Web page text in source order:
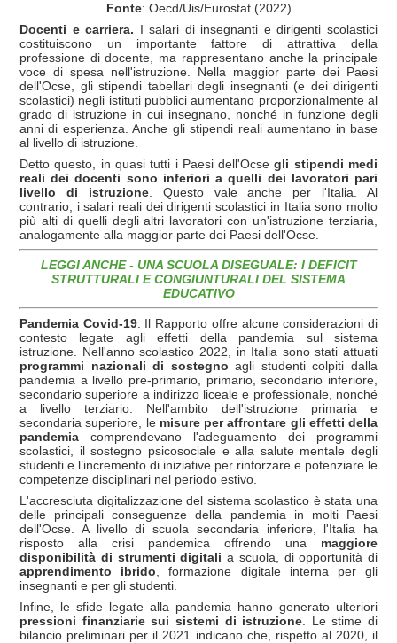
Fonte: Oecd/Uis/Eurostat (2022)
Docenti e carriera. I salari di insegnanti e dirigenti scolastici
costituiscono un importante fattore di attrattiva della
professione di docente, ma rappresentano anche la principale
voce di spesa nell'istruzione. Nella maggior parte dei Paesi
dell'Ocse, gli stipendi tabellari degli insegnanti (e dei dirigenti
scolastici) negli istituti pubblici aumentano proporzionalmente al
grado di istruzione in cui insegnano, nonché in funzione degli
anni di esperienza. Anche gli stipendi reali aumentano in base
al livello di istruzione.
Detto questo, in quasi tutti i Paesi dell'Ocsegli stipendi medi
reali dei docenti sono inferiori a quelli dei lavoratori pari
livello di istruzione. Questo vale anche per l'Italia. Al
contrario, i salari reali dei dirigenti scolastici in Italia sono molto
più alti di quelli degli altri lavoratori con un'istruzione terziaria,
analogamente alla maggior parte dei Paesi dell'Ocse.
LEGGI ANCHE - UNA SCUOLA DISEGUALE: I DEFICIT
STRUTTURALI E CONGIUNTURALI DEL SISTEMA
EDUCATIVO
Pandemia Covid-19. Il Rapporto offre alcune considerazioni di
contesto legate agli effetti della pandemia sul sistema
istruzione. Nell'anno scolastico 2022, in Italia sono stati attuati
programmi nazionali di sostegno agli studenti colpiti dalla
pandemia a livello pre-primario, primario, secondario inferiore,
secondario superiore a indirizzo liceale e professionale, nonché
a livello terziario. Nell'ambito dell'istruzione primaria e
secondaria superiore, le misure per affrontare gli effetti della
pandemia comprendevano l'adeguamento dei programmi
scolastici, il sostegno psicosociale e alla salute mentale degli
studenti e l’incremento di iniziative per rinforzare e potenziare le
competenze disciplinari nel periodo estivo.
L'accresciuta digitalizzazione del sistema scolastico è stata una
delle principali conseguenze della pandemia in molti Paesi
dell'Ocse. A livello di scuola secondaria inferiore, l'Italia ha
risposto alla crisi pandemica offrendo una maggiore
disponibilità di strumenti digitali a scuola, di opportunità di
apprendimento ibrido, formazione digitale interna per gli
insegnanti e per gli studenti.
Infine, le sfide legate alla pandemia hanno generato ulteriori
pressioni finanziarie sui sistemi di istruzione. Le stime di
bilancio preliminari per il 2021 indicano che, rispetto al 2020, il